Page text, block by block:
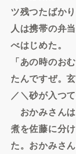
ツ残つたばか
人は携帯の弁
べはじめた。
「あの時のお
たんですぜ。
／＼砂が入つ
おかみさん
煮を佐藤に分
た。おかみさ